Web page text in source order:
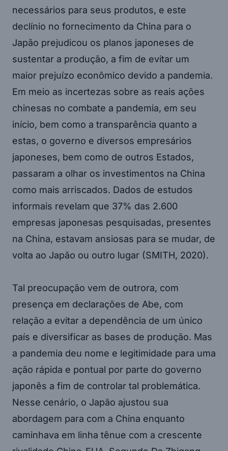
necessários para seus produtos, e este
declínio no fornecimento da China para o
Japão prejudicou os planos japoneses de
sustentar a produção, a fim de evitar um
maior prejuízo econômico devido a pandemia.
Em meio as incertezas sobre as reais ações
chinesas no combate a pandemia, em seu
início, bem como a transparência quanto a
estas, o governo e diversos empresários
japoneses, bem como de outros Estados,
passaram a olhar os investimentos na China
como mais arriscados. Dados de estudos
informais revelam que 37% das 2.600
empresas japonesas pesquisadas, presentes
na China, estavam ansiosas para se mudar, de
volta ao Japão ou outro lugar (SMITH, 2020).
Tal preocupação vem de outrora, com
presença em declarações de Abe, com
relação a evitar a dependência de um único
país e diversificar as bases de produção. Mas
a pandemia deu nome e legitimidade para uma
ação rápida e pontual por parte do governo
japonês a fim de controlar tal problemática.
Nesse cenário, o Japão ajustou sua
abordagem para com a China enquanto
caminhava em linha tênue com a crescente